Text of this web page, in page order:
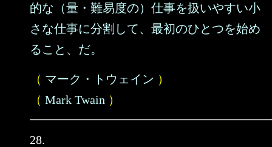
的な（量・難易度の）仕事を扱いやすい小
さな仕事に分割して、最初のひとつを始め
ること、だ。
（ マーク・トウェイン ）
（ Mark Twain ）
28.